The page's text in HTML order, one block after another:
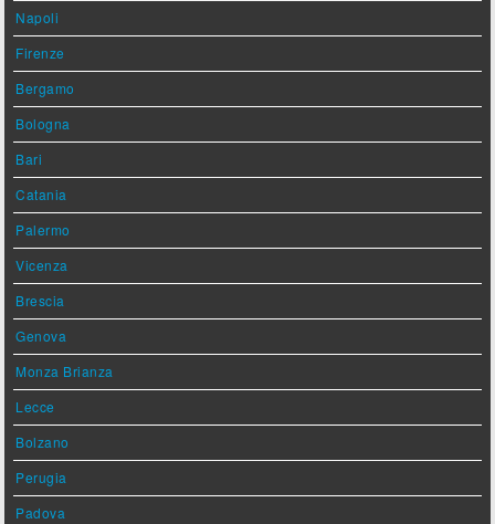
Napoli
Firenze
Bergamo
Bologna
Bari
Catania
Palermo
Vicenza
Brescia
Genova
Monza Brianza
Lecce
Bolzano
Perugia
Padova